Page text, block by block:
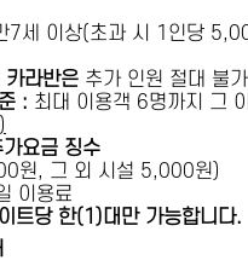
7세 이상(초과 시 1인당
반은 추가 인원 절대 불가
: 최대 이용객 6명까지 그
요금 징수
원, 그 외 시설 5,000원)
이용료
트당 한(1)대만 가능합니다.